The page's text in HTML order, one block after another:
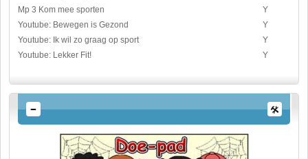
Mp 3 Kom mee sporten
Y
Youtube: Bewegen is Gezond
Y
Youtube: Ik wil zo graag op sport
Y
Youtube: Lekker Fit!
Y